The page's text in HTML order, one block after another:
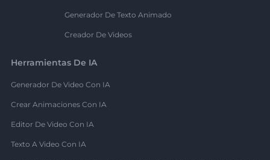
Generador De Texto Animado
Creador De Videos
Herramientas De IA
Generador De Video Con IA
Crear Animaciones Con IA
Editor De Video Con IA
Texto A Video Con IA